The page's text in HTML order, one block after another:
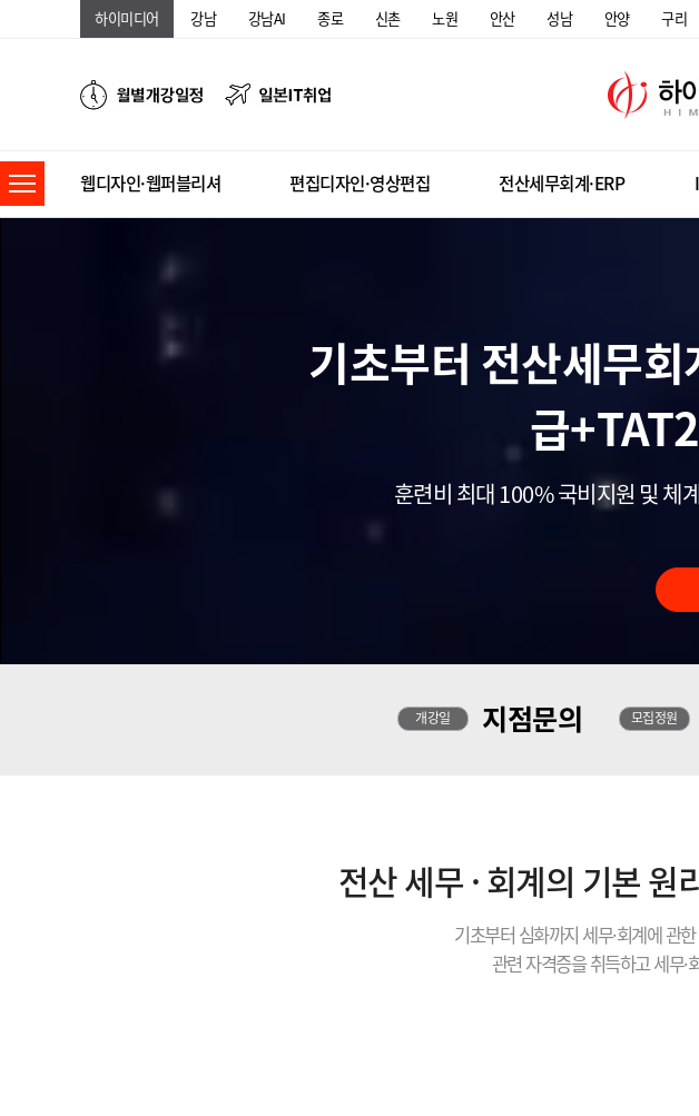
하이미디어 강남 강남AI 종로 신촌 노원 안산 성남 안양 구리
웹디자인·웹퍼블리셔 편집디자인·영상편집 전산세무회계·ERP
기초부터 전산세무
급
훈련비 최대 100% 국비지원 및 체
개강일 지점문의 모집정원
전산 세무 · 회계의 기본
기초부터 심화까지 세무·회계에 관
관련 자격증을 취득하고 세무